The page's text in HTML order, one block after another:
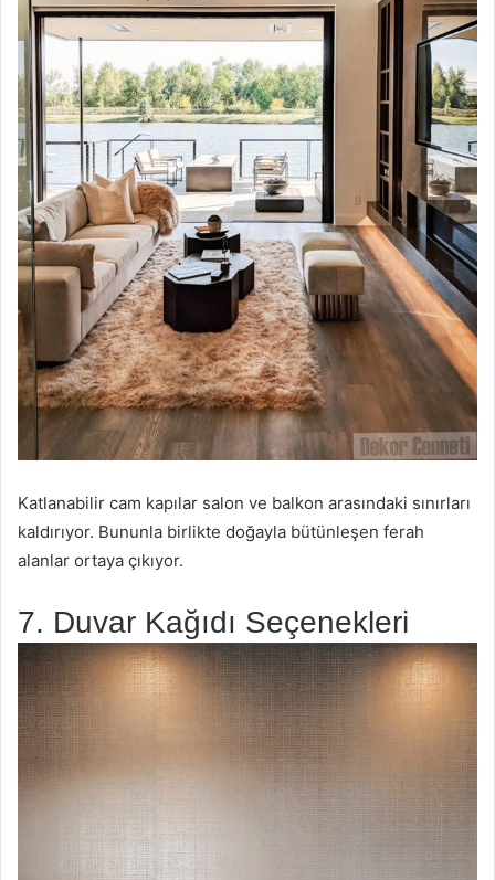
Katlanabilir cam kapılar salon ve balkon arasındaki sınırları
kaldırıyor. Bununla birlikte doğayla bütünleşen ferah
alanlar ortaya çıkıyor.
7. Duvar Kağıdı Seçenekleri